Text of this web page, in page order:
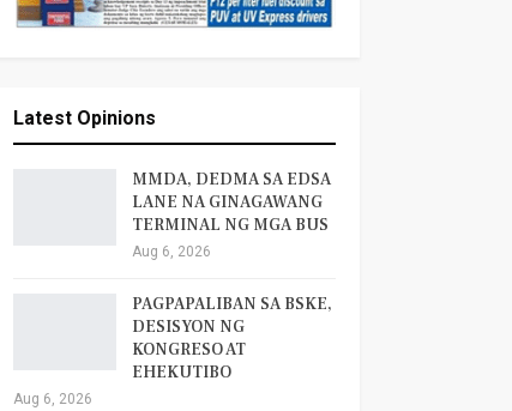
Latest Opinions
MMDA, DEDMA SA EDSA
LANE NA GINAGAWANG
TERMINAL NG MGA BUS
Aug 6, 2026
PAGPAPALIBAN SA BSKE,
DESISYON NG
KONGRESO AT
EHEKUTIBO
Aug 6, 2026